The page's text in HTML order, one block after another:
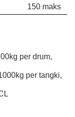
150 maks
per drum,
per tangki,